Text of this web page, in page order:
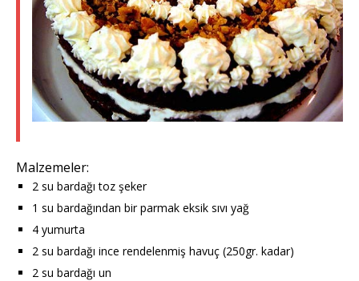
Malzemeler:
2 su bardağı toz şeker
1 su bardağından bir parmak eksik sıvı yağ
4 yumurta
2 su bardağı ince rendelenmiş havuç (250gr. kadar)
2 su bardağı un